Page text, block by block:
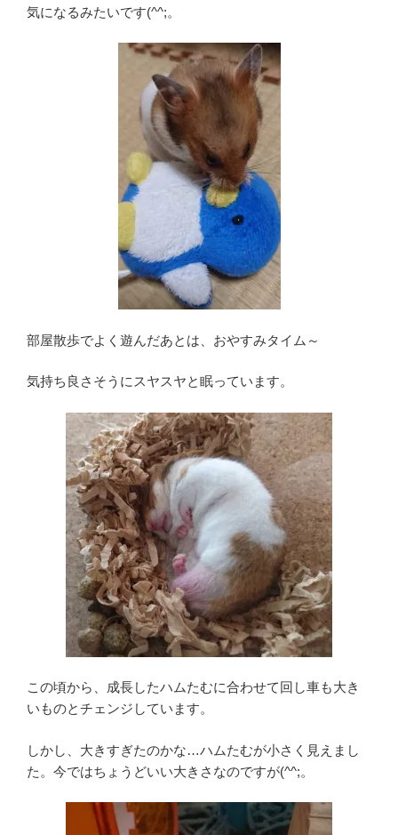
気になるみたいです(^^;。
部屋散歩でよく遊んだあとは、おやすみタイム～
気持ち良さそうにスヤスヤと眠っています。
この頃から、成長したハムたむに合わせて回し車も大き
いものとチェンジしています。
しかし、大きすぎたのかな…ハムたむが小さく見えまし
た。今ではちょうどいい大きさなのですが(^^;。